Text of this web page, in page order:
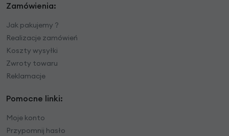
Zamówienia:
Jak pakujemy ?
Realizacje zamówień
Koszty wysyłki
Zwroty towaru
Reklamacje
Pomocne linki:
Moje konto
Przypomnij hasło